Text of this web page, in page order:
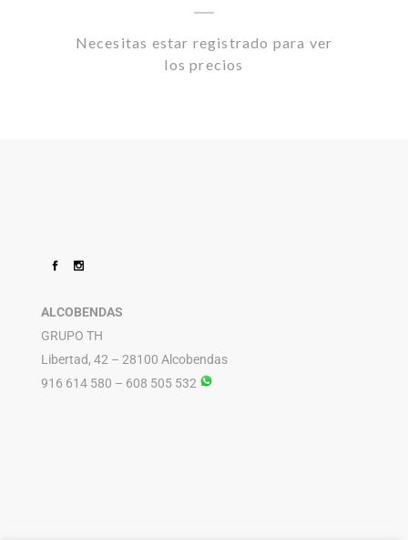
Necesitas estar registrado para ver
los precios
ALCOBENDAS
GRUPO TH
Libertad, 42 – 28100 Alcobendas
916 614 580 – 608 505 532